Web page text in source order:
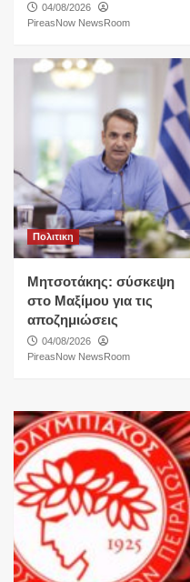
04/08/2026
PireasNow NewsRoom
Πολιτικη
Μητσοτάκης: σύσκεψη
στο Μαξίμου για τις
αποζημιώσεις
04/08/2026
PireasNow NewsRoom